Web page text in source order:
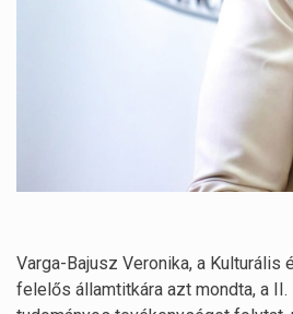
Varga-Bajusz Veronika, a
felelős államtitkára azt mondta, a